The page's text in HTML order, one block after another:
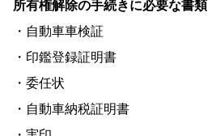
所有権解除の手続きに必要な書類
・自動車車検証
・印鑑登録証明書
・委任状
・自動車納税証明書